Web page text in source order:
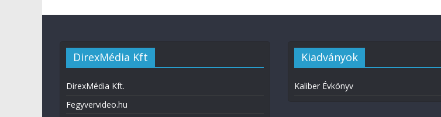
DirexMédia Kft
DirexMédia Kft.
Fegyvervideo.hu
Kiadványok
Kaliber Évkönyv